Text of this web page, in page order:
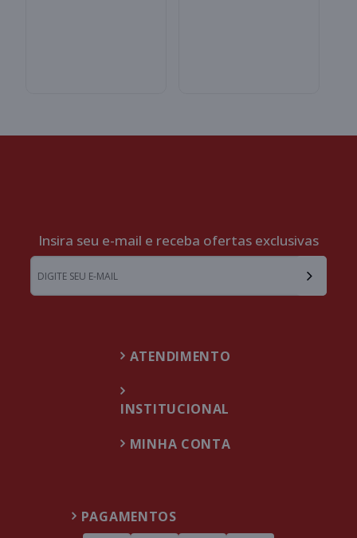
Insira seu e-mail e receba ofertas exclusivas
ATENDIMENTO
INSTITUCIONAL
MINHA CONTA
PAGAMENTOS